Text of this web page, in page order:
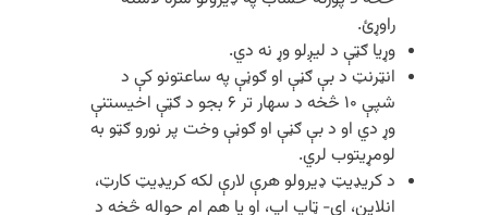
راوړئ.
وړیا ګټې د لیږلو وړ نه دي.
انټرنټ د بې ګڼې او ګوڼې په ساعتونو کې د
شپې ۱۰ څخه د سهار تر ۶ بجو د ګټې اخیستنې
وړ دي او د بې ګڼې او ګوڼې وخت پر نورو ګټو به
لومړیتوب لري.
د کریډیټ ډیرولو هرې لارې لکه کریډیټ کارټ،
انلاین، اي- ټاپ اپ، او یا هم ام حواله څخه د